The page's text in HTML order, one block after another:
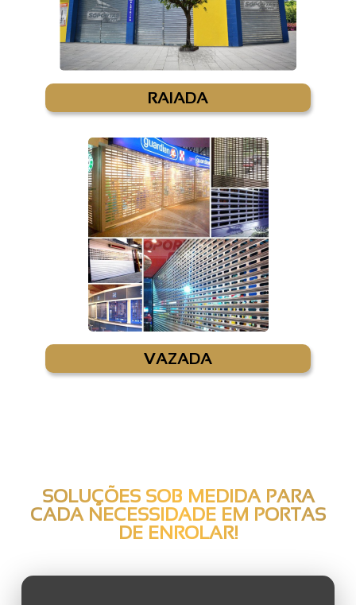
RAIADA
VAZADA
SOLUÇÕES SOB MEDIDA PARA
CADA NECESSIDADE EM PORTAS
DE ENROLAR!